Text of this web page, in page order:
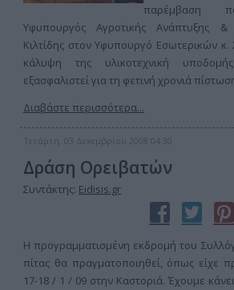
παρέμβαση
Υφυπουργός Αγροτικής Ανάπτυξης
Κιλτίδης στον Υφυπουργό Εσωτερικών
κάλυψη της υλικοτεχνική
εξασφαλιστεί για τη φετινή χρονιά
Διαβάστε περισσότερα...
Τετάρτη, 03 Δεκεμβρίου 2008 04:30
Δράση Ορειβατών
Συντάκτης: Eidisis.gr
H προγραμματισμένη εκδρομή του
πίτας θα πραγματοποιηθεί, όπως είχε
17-18 / 1 / 09 στην Καστοριά. Έχουμε